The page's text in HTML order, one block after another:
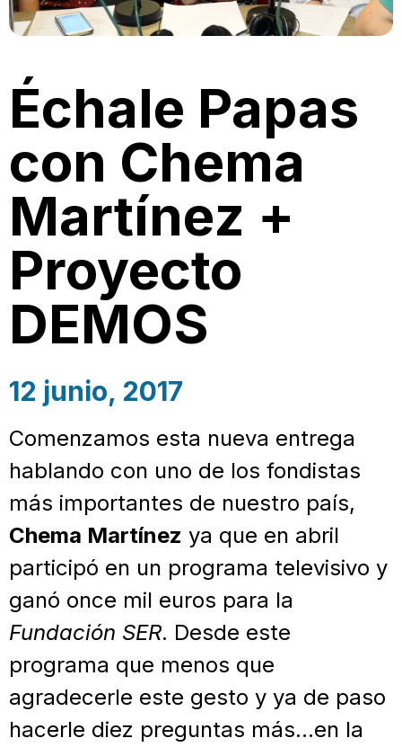
Échale Papas
con Chema
Martínez +
Proyecto
DEMOS
12 junio, 2017
Comenzamos esta nueva entrega
hablando con uno de los fondistas
más importantes de nuestro país,
Chema Martínez ya que en abril
participó en un programa televisivo y
ganó once mil euros para la
Fundación SER. Desde este
programa que menos que
agradecerle este gesto y ya de paso
hacerle diez preguntas más…en la